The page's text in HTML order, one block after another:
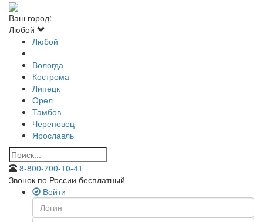
Ваш город:
Любой
Любой
Вологда
Кострома
Липецк
Орел
Тамбов
Череповец
Ярославль
8-800-700-10-41
Звонок по России бесплатный
Войти